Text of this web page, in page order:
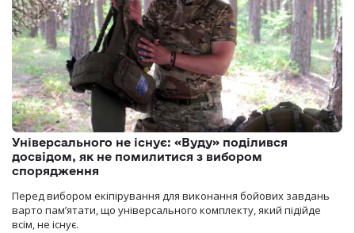
Універсального не існує: «Вуду» поділився
досвідом, як не помилитися з вибором
спорядження
Перед вибором екіпірування для виконання бойових завдань
варто пам’ятати, що універсального комплекту, який підійде
всім, не існує.